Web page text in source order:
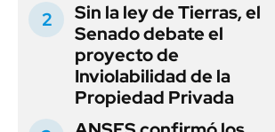
Sin la ley de Tierras, el
Senado debate el
proyecto de
Inviolabilidad de la
Propiedad Privada